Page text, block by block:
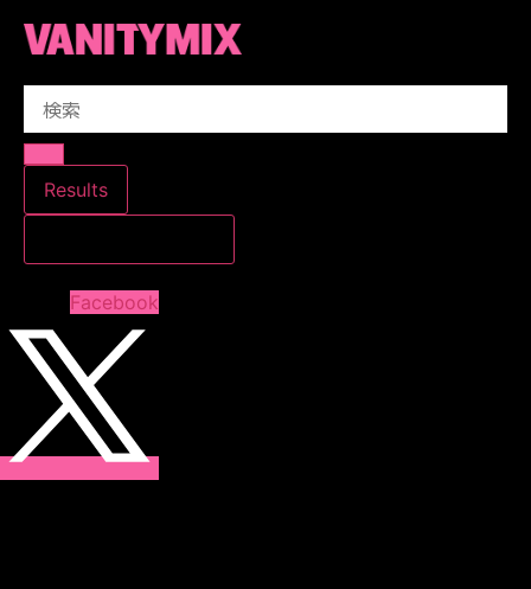
Results
Facebook